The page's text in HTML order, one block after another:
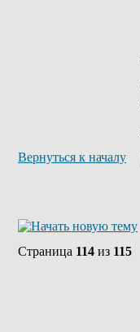
Вернуться к началу
Страница 114 из 115